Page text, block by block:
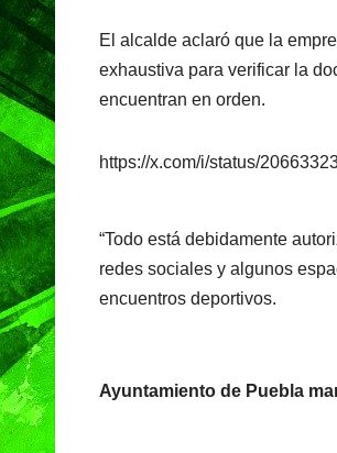
o
k
p
El alcalde aclaró que la
exhaustiva para verificar la
encuentran en orden.
https://x.com/i/status/
“Todo está debidamente
redes sociales y algunos
encuentros deportivos.
Ayuntamiento de Puebla